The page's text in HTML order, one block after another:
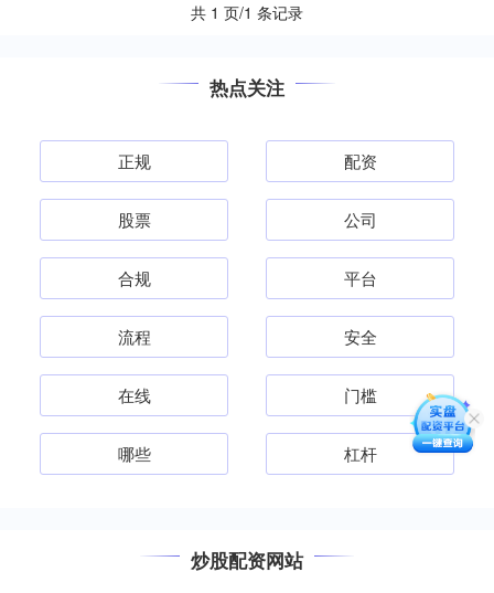
共 1 页/1 条记录
热点关注
正规 配资
股票 公司
合规 平台
流程 安全
在线 门槛
哪些 杠杆
炒股配资网站